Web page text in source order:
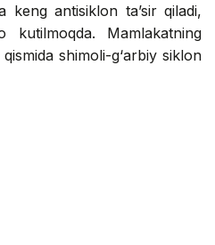
keng antisiklon ta’sir qiladi,
Mamlakatning
shimoli-g‘arbiy siklon